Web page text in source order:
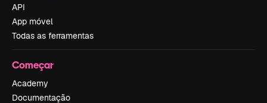
API
App móvel
Todas as ferramentas
Começar
Academy
Documentação